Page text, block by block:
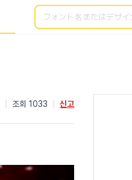
検索
조회 1033 신고